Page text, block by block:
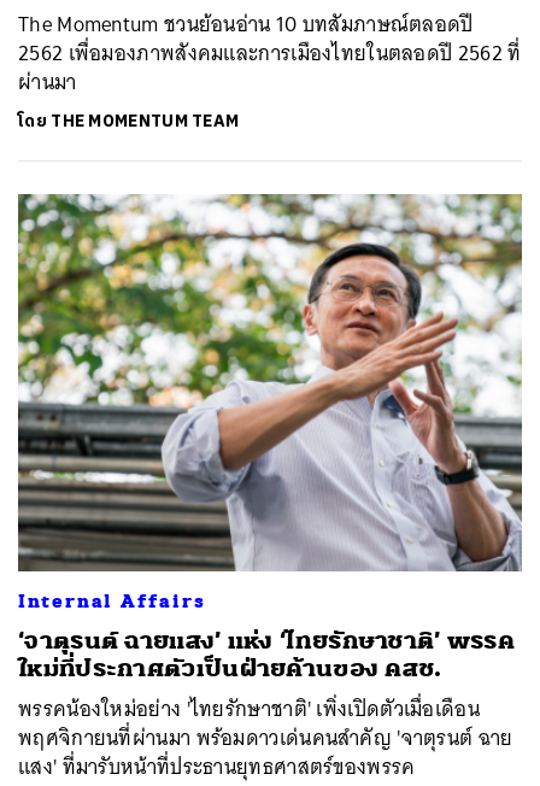
The Momentum ชวนย้อนอ่าน 10 บทสัมภาษณ์ตลอดปี
2562 เพื่อมองภาพสังคมและการเมืองไทยในตลอดปี 2562 ที่
ผ่านมา
โดย THE MOMENTUM TEAM
Internal Affairs
‘จาตุรนต์ ฉายแสง’ แห่ง ‘ไทยรักษาชาติ’ พรรค
ใหม่ที่ประกาศตัวเป็นฝ่ายค้านของ คสช.
พรรคน้องใหม่อย่าง 'ไทยรักษาชาติ' เพิ่งเปิดตัวเมื่อเดือน
พฤศจิกายนที่ผ่านมา พร้อมดาวเด่นคนสำคัญ 'จาตุรนต์ ฉาย
แสง' ที่มารับหน้าที่ประธานยุทธศาสตร์ของพรรค
SHARE